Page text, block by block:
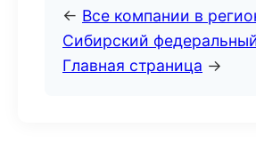
← Все компании в
Сибирский
Главная страница →